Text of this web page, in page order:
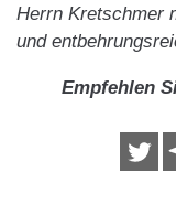
Herrn Kretschmer
und
Empfehlen